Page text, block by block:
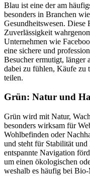
Blau ist eine der am
besonders in Branchen
Gesundheitswesen.
Zuverlässigkeit
Unternehmen wie
eine sichere und
Besucher ermutigt, länger
dabei zu fühlen, Käufe zu
teilen.
Grün: Natur und
Grün wird mit Natur,
besonders wirksam für
Wohlbefinden oder
und steht für Stabilität
entspannte Navigation
um einen ökologischen
weshalb es häufig bei